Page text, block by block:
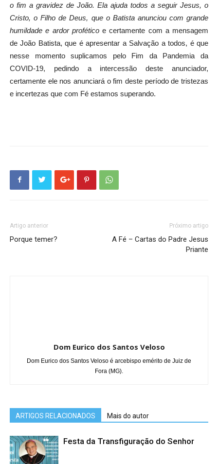
o fim a gravidez de João. Ela ajuda todos a seguir Jesus, o
Cristo, o Filho de Deus, que o Batista anunciou com grande
humildade e ardor proféticoe certamente com a mensagem
de João Batista, que é apresentar a Salvação a todos, é que
nesse momento suplicamos pelo Fim da Pandemia da
COVID-19, pedindo a intercessão deste anunciador,
certamente ele nos anunciará o fim deste período de tristezas
e incertezas que com Fé estamos superando.
Artigo anterior
Porque temer?
Próximo artigo
A Fé – Cartas do Padre Jesus
Priante
Dom Eurico dos Santos Veloso
Dom Eurico dos Santos Veloso é arcebispo emérito de Juiz de
Fora (MG).
ARTIGOS RELACIONADOS Mais do autor
Festa da Transfiguração do Senhor